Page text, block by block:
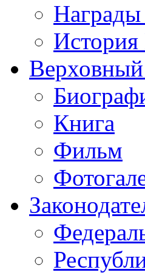
Книга
Фильм